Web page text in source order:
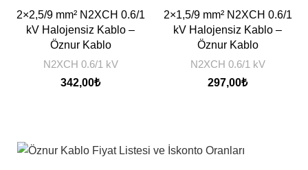
2×2,5/9 mm² N2XCH 0.6/1
kV Halojensiz Kablo –
Öznur Kablo
N2XCH 0.6/1 kV
342,00₺
2×1,5/9 mm² N2XCH 0.6/1
kV Halojensiz Kablo –
Öznur Kablo
N2XCH 0.6/1 kV
297,00₺